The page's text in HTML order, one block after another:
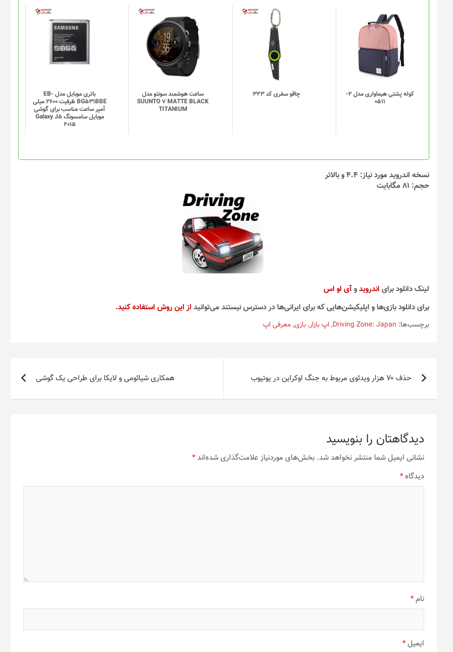
کوله پشتی هیماواری مدل 2-
0511
این
محصول
انواع
مختلفی
می
گزینه
ها
محصول
انتخاب
شوند
چاقو سفری کد 323
ساعت هوشمند سونتو مدل
SUUNTO 7 MATTE BLACK
TITANIUM
باتری موبایل مدل EB-
BG531BBE ظرفیت 2600 میلی
آمپر ساعت مناسب برای گوشی
موبایل سامسونگ Galaxy J5
2015
نسخه اندروید مورد نیاز: 4.4 و بالاتر
حجم: 81 مگابایت
لینک دانلود برای اندرویدوآی او اس
برای دانلود بازی‌ها و اپلیکیشن‌هایی که برای ایرانی‌ها در دسترس نیستند می‌توانید از این روش استفاده کنید.
برچسب‌ها: Driving Zone: Japan
,اپ بازار,بازی,معرفی اپ
راهبری
نوشته
حذف ۷۰ هزار ویدئوی مربوط به جنگ اوکراین در یوتیوب همکاری شیائومی و لایکا برای طراحی یک گوشی
دیدگاهتان را بنویسید
نشانی ایمیل شما منتشر نخواهد شد. بخش‌های موردنیاز علامت‌گذاری شده‌اند*
دیدگاه*
نام*
ایمیل*